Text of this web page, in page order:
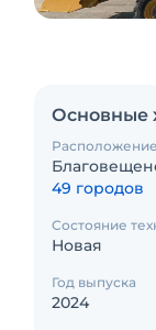
Основные
Расположение
49 городов
Состояние
Новая
Год выпуска
2024